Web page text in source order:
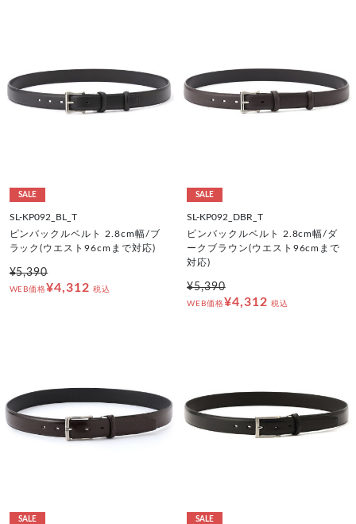
SALE
SL-KP092_BL_T
ピンバックルベルト 2.8cm幅/ブ
ラック(ウエスト96cmまで対応)
¥5,390
WEB価格¥4,312 税込
SALE
SL-KP092_DBR_T
ピンバックルベルト 2.8cm幅/ダ
ークブラウン(ウエスト96cmまで
対応)
¥5,390
WEB価格¥4,312 税込
SALE SALE